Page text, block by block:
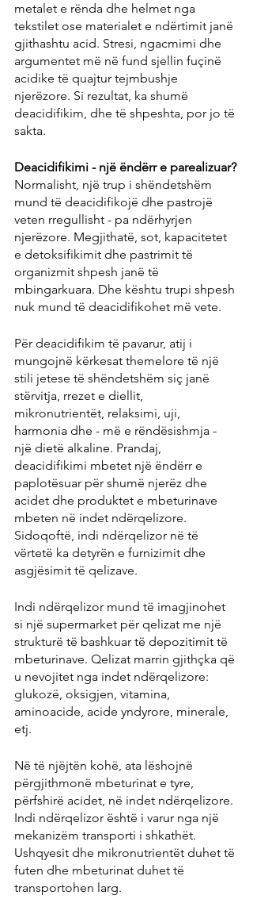
metalet e rënda dhe helmet nga
tekstilet ose materialet e ndërtimit janë
gjithashtu acid. Stresi, ngacmimi dhe
argumentet më në fund sjellin fuçinë
acidike të quajtur tejmbushje
njerëzore. Si rezultat, ka shumë
deacidifikim, dhe të shpeshta, por jo të
sakta.
Deacidifikimi - një ëndërr e parealizuar?
Normalisht, një trup i shëndetshëm
mund të deacidifikojë dhe pastrojë
veten rregullisht - pa ndërhyrjen
njerëzore. Megjithatë, sot, kapacitetet
e detoksifikimit dhe pastrimit të
organizmit shpesh janë të
mbingarkuara. Dhe kështu trupi shpesh
nuk mund të deacidifikohet më vete.
Për deacidifikim të pavarur, atij i
mungojnë kërkesat themelore të një
stili jetese të shëndetshëm siç janë
stërvitja, rrezet e diellit,
mikronutrientët, relaksimi, uji,
harmonia dhe - më e rëndësishmja -
një dietë alkaline. Prandaj,
deacidifikimi mbetet një ëndërr e
paplotësuar për shumë njerëz dhe
acidet dhe produktet e mbeturinave
mbeten në indet ndërqelizore.
Sidoqoftë, indi ndërqelizor në të
vërtetë ka detyrën e furnizimit dhe
asgjësimit të qelizave.
Indi ndërqelizor mund të imagjinohet
si një supermarket për qelizat me një
strukturë të bashkuar të depozitimit të
mbeturinave. Qelizat marrin gjithçka që
u nevojitet nga indet ndërqelizore:
glukozë, oksigjen, vitamina,
aminoacide, acide yndyrore, minerale,
etj.
Në të njëjtën kohë, ata lëshojnë
përgjithmonë mbeturinat e tyre,
përfshirë acidet, në indet ndërqelizore.
Indi ndërqelizor është i varur nga një
mekanizëm transporti i shkathët.
Ushqyesit dhe mikronutrientët duhet të
futen dhe mbeturinat duhet të
transportohen larg.